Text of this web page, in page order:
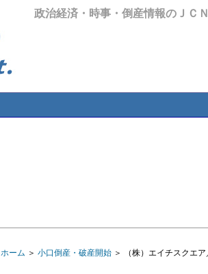
政治経済・時事・倒産情報のＪＣ
ホーム ＞ 小口倒産・破産開始 ＞ （株）エイチスクエ